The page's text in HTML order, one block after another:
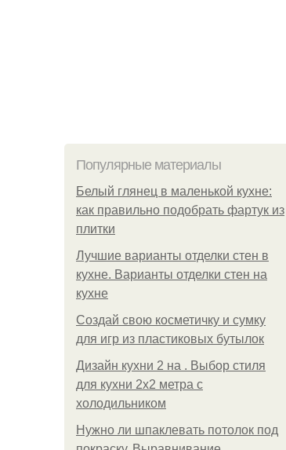
Популярные материалы
Белый глянец в маленькой кухне:
как правильно подобрать фартук из
плитки
Лучшие варианты отделки стен в
кухне. Варианты отделки стен на
кухне
Создай свою косметичку и сумку
для игр из пластиковых бутылок
Дизайн кухни 2 на . Выбор стиля
для кухни 2х2 метра с
холодильником
Нужно ли шпаклевать потолок под